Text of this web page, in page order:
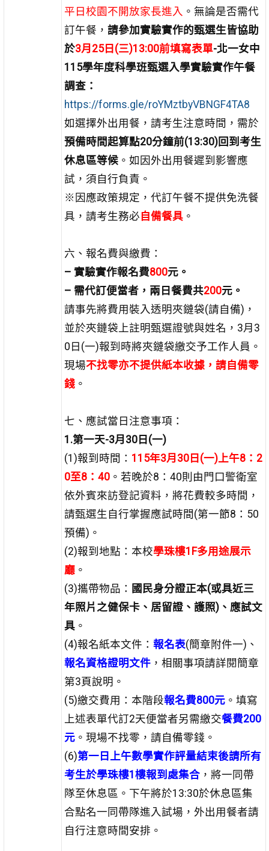
平日校園不開放家長進入 。無論是否需代
訂午餐， 請參加實驗實作的甄選生皆協助
於3月25日(三)13:00前填寫表單-北一女中
115學年度科學班甄選入學實驗實作午餐
調查：
https://forms.gle/roYMztbyVBNGF4TA8
如選擇外出用餐，請考生注意時間，需於
預備時間起算點20分鐘前(13:30)回到考生
休息區等候。如因外出用餐遲到影響應
試，須自行負責。
※因應政策規定，代訂午餐不提供免洗餐
具，請考生務必 自備餐具。
六、報名費與繳費：
– 實驗實作報名費800元。
– 需代訂便當者，兩日餐費共200元。
請事先將費用裝入透明夾鏈袋(請自備)，
並於夾鏈袋上註明甄選證號與姓名，3月3
0日(一)報到時將夾鏈袋繳交予工作人員。
現場不找零亦不提供紙本收據，請自備零
錢。
七、應試當日注意事項：
1.第一天-3月30日(一)
(1)報到時間： 115年3月30日(一)上午8：2
0至8：40。若晚於8：40則由門口警衛室
依外賓來訪登記資料，將花費較多時間，
請甄選生自行掌握應試時間(第一節8：50
預備)。
(2)報到地點：本校學珠樓1F多用途展示
廳。
(3)攜帶物品： 國民身分證正本(或具近三
年照片之健保卡、居留證、護照)、應試文
具。
(4)報名紙本文件： 報名表(簡章附件一)、
報名資格證明文件，相關事項請詳閱簡章
第3頁說明。
(5)繳交費用：本階段報名費800元。填寫
上述表單代訂2天便當者另需繳交餐費200
元。現場不找零，請自備零錢。
(6)第一日上午數學實作評量結束後請所有
考生於學珠樓1樓報到處集合，將一同帶
隊至休息區。下午將於13:30於休息區集
合點名一同帶隊進入試場，外出用餐者請
自行注意時間安排。